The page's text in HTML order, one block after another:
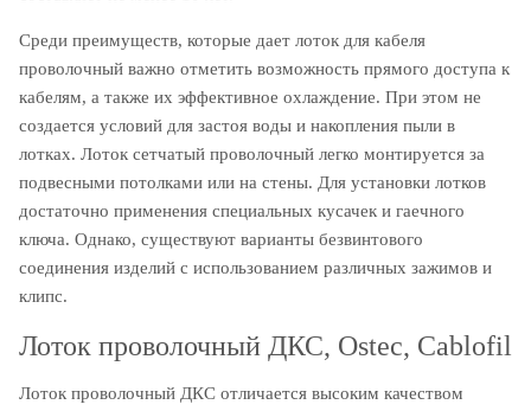
Среди преимуществ, которые дает лоток для кабеля
проволочный важно отметить возможность прямого доступа к
кабелям, а также их эффективное охлаждение. При этом не
создается условий для застоя воды и накопления пыли в
лотках. Лоток сетчатый проволочный легко монтируется за
подвесными потолками или на стены. Для установки лотков
достаточно применения специальных кусачек и гаечного
ключа. Однако, существуют варианты безвинтового
соединения изделий с использованием различных зажимов и
клипс.
Лоток проволочный ДКС, Ostec, Cablofil
Лоток проволочный ДКС отличается высоким качеством